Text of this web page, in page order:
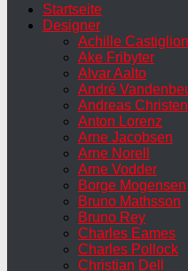
Startseite
Designer
Achille
Ake Fribyter
Alvar Aalto
André
Andreas Christen
Anton Lorenz
Arne Jacobsen
Arne Norell
Arne Vodder
Borge Mogensen
Bruno Mathsson
Bruno Rey
Charles Eames
Charles Pollock
Christian Dell